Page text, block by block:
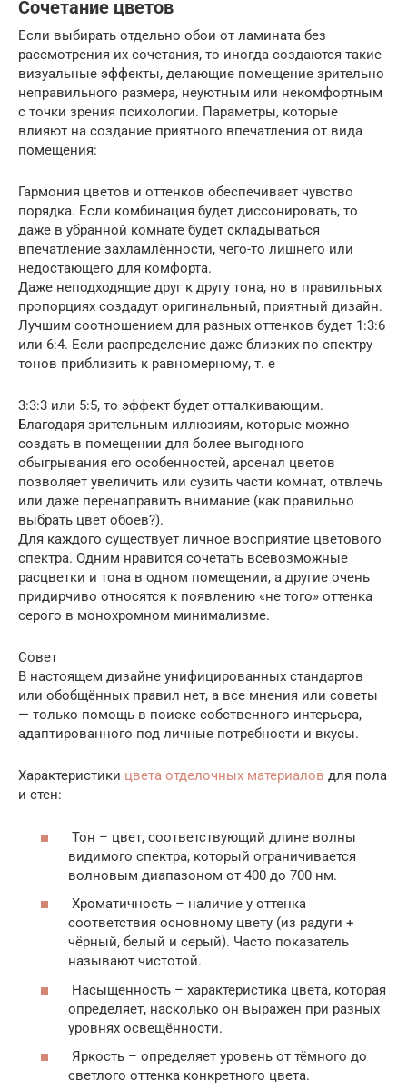
Сочетание цветов
Если выбирать отдельно обои от ламината без
рассмотрения их сочетания, то иногда создаются такие
визуальные эффекты, делающие помещение зрительно
неправильного размера, неуютным или некомфортным
с точки зрения психологии. Параметры, которые
влияют на создание приятного впечатления от вида
помещения:
Гармония цветов и оттенков обеспечивает чувство
порядка. Если комбинация будет диссонировать, то
даже в убранной комнате будет складываться
впечатление захламлённости, чего-то лишнего или
недостающего для комфорта.
Даже неподходящие друг к другу тона, но в правильных
пропорциях создадут оригинальный, приятный дизайн.
Лучшим соотношением для разных оттенков будет 1:3:6
или 6:4. Если распределение даже близких по спектру
тонов приблизить к равномерному, т. е
3:3:3 или 5:5, то эффект будет отталкивающим.
Благодаря зрительным иллюзиям, которые можно
создать в помещении для более выгодного
обыгрывания его особенностей, арсенал цветов
позволяет увеличить или сузить части комнат, отвлечь
или даже перенаправить внимание (как правильно
выбрать цвет обоев?).
Для каждого существует личное восприятие цветового
спектра. Одним нравится сочетать всевозможные
расцветки и тона в одном помещении, а другие очень
придирчиво относятся к появлению «не того» оттенка
серого в монохромном минимализме.
Совет
В настоящем дизайне унифицированных стандартов
или обобщённых правил нет, а все мнения или советы
— только помощь в поиске собственного интерьера,
адаптированного под личные потребности и вкусы.
Характеристики цвета отделочных материалов для пола
и стен:
Тон – цвет, соответствующий длине волны
видимого спектра, который ограничивается
волновым диапазоном от 400 до 700 нм.
Хроматичность – наличие у оттенка
соответствия основному цвету (из радуги +
чёрный, белый и серый). Часто показатель
называют чистотой.
Насыщенность – характеристика цвета, которая
определяет, насколько он выражен при разных
уровнях освещённости.
Яркость – определяет уровень от тёмного до
светлого оттенка конкретного цвета.